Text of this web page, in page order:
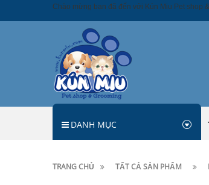
Chào mừng bạn đã đến với Kún Miu Pet shop
DANH MỤC
TRANG CHỦ TẤT CẢ SẢN PHẨM